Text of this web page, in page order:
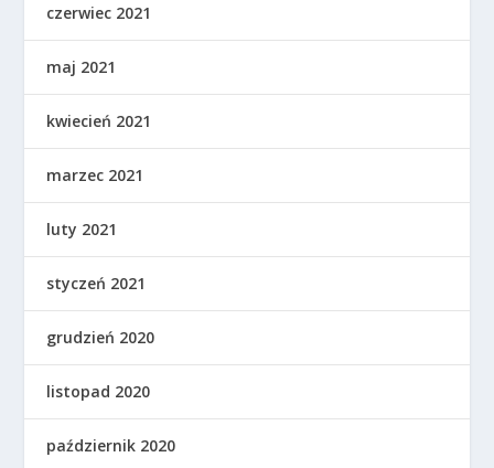
czerwiec 2021
maj 2021
kwiecień 2021
marzec 2021
luty 2021
styczeń 2021
grudzień 2020
listopad 2020
październik 2020